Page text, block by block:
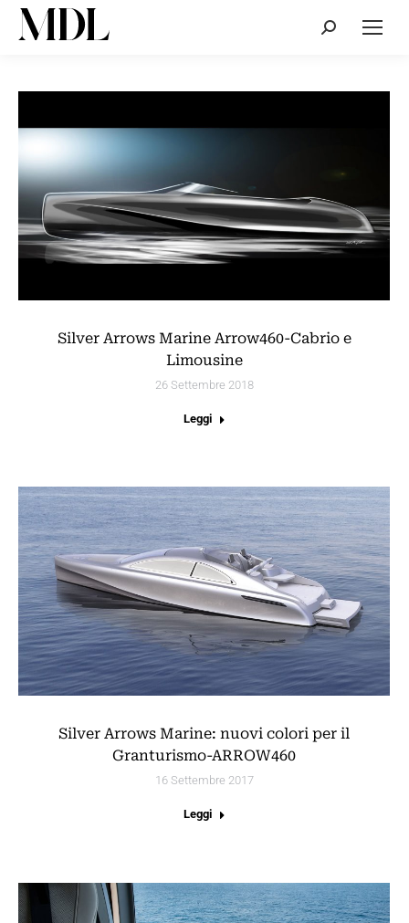
Cerca:
Silver Arrows Marine Arrow460-Cabrio e
Limousine
26 Settembre 2018
Leggi
Silver Arrows Marine: nuovi colori per il
Granturismo-ARROW460
16 Settembre 2017
Leggi